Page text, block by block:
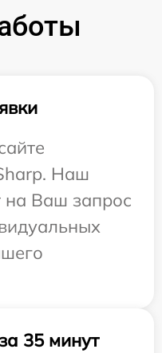
Наш
на Ваш запрос
35 минут